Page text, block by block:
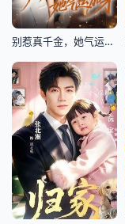
别惹真千金，她气运加身